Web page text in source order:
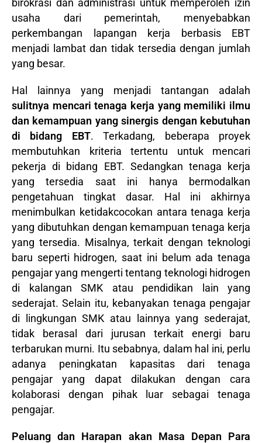
birokrasi dan administrasi untuk memperoleh izin
usaha dari pemerintah, menyebabkan
perkembangan lapangan kerja berbasis EBT
menjadi lambat dan tidak tersedia dengan jumlah
yang besar.
Hal lainnya yang menjadi tantangan adalah
sulitnya mencari tenaga kerja yang memiliki ilmu
dan kemampuan yang sinergis dengan kebutuhan
di bidang EBT. Terkadang, beberapa proyek
membutuhkan kriteria tertentu untuk mencari
pekerja di bidang EBT. Sedangkan tenaga kerja
yang tersedia saat ini hanya bermodalkan
pengetahuan tingkat dasar. Hal ini akhirnya
menimbulkan ketidakcocokan antara tenaga kerja
yang dibutuhkan dengan kemampuan tenaga kerja
yang tersedia. Misalnya, terkait dengan teknologi
baru seperti hidrogen, saat ini belum ada tenaga
pengajar yang mengerti tentang teknologi hidrogen
di kalangan SMK atau pendidikan lain yang
sederajat. Selain itu, kebanyakan tenaga pengajar
di lingkungan SMK atau lainnya yang sederajat,
tidak berasal dari jurusan terkait energi baru
terbarukan murni. Itu sebabnya, dalam hal ini, perlu
adanya peningkatan kapasitas dari tenaga
pengajar yang dapat dilakukan dengan cara
kolaborasi dengan pihak luar sebagai tenaga
pengajar.
Peluang dan Harapan akan Masa Depan Para